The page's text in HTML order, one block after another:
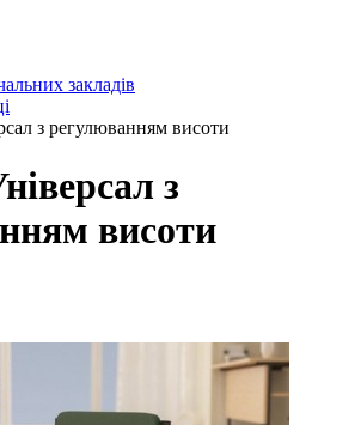
закладів
з регулюванням висоти
з
висоти